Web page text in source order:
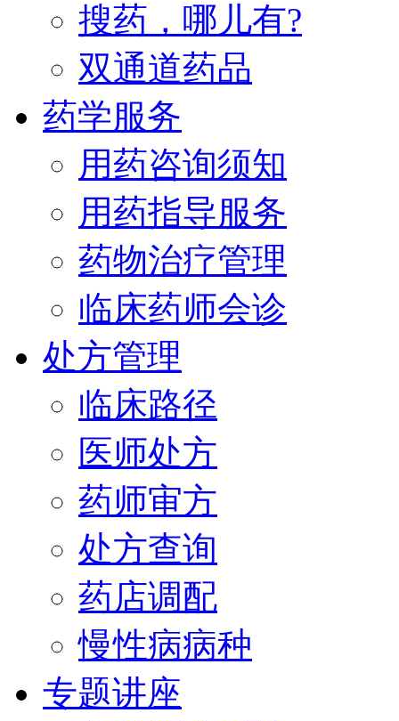
搜药，哪儿有?
双通道药品
药学服务
用药咨询须知
用药指导服务
药物治疗管理
临床药师会诊
处方管理
临床路径
医师处方
药师审方
处方查询
药店调配
慢性病病种
专题讲座